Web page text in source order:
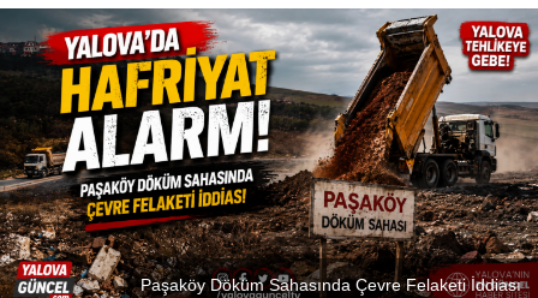
Paşaköy Döküm Sahasında Çevre Felaketi İddiası